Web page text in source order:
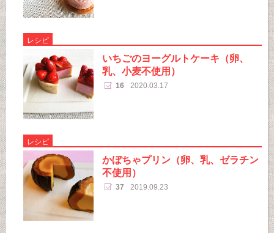
レシピ
いちごのヨーグルトケーキ（卵、
乳、小麦不使用）
16 2020.03.17
レシピ
かぼちゃプリン（卵、乳、ゼラチン
不使用）
37 2019.09.23